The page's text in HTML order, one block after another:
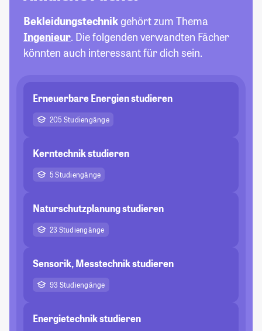
Bekleidungstechnikgehört zum Thema
Ingenieur. Die folgenden verwandten Fächer
könnten auch interessant für dich sein.
Erneuerbare Energien studieren
205 Studiengänge
Kerntechnik studieren
5 Studiengänge
Naturschutzplanung studieren
23 Studiengänge
Sensorik, Messtechnik studieren
93 Studiengänge
Energietechnik studieren